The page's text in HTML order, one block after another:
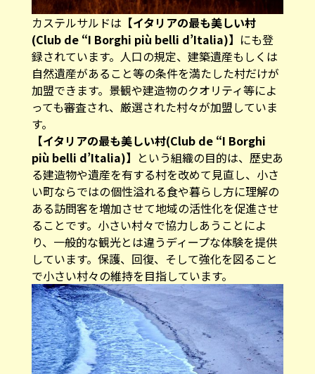
カステルサルドは 【イタリアの最も美しい村
(Club de “I Borghi più belli d’Italia)】 にも登
録されています。人口の規定、建築遺産もしくは
自然遺産があること等の条件を満たした村だけが
加盟できます。景観や建造物のクオリティ等によ
っても審査され、厳選された村々が加盟していま
す。
【イタリアの最も美しい村(Club de “I Borghi
più belli d’Italia)】 という組織の目的は、歴史あ
る建造物や遺産を有する村を改めて見直し、小さ
い町ならではの個性溢れる食や暮らし方に理解の
ある訪問客を増加させて地域の活性化を促進させ
ることです。小さい村々で協力しあうことによ
り、一般的な観光とは違うディープな体験を提供
しています。保護、回復、そして強化を図ること
で小さい村々の維持を目指しています。